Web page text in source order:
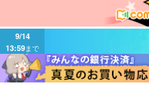
9/14
13:59まで